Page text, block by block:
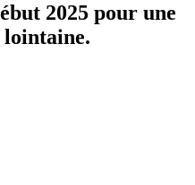
2025 pour une
lointaine.